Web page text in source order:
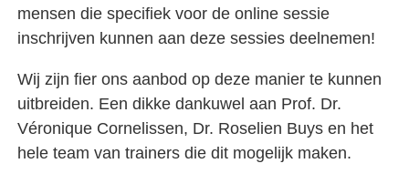
mensen die specifiek voor de online sessie
inschrijven kunnen aan deze sessies deelnemen!
Wij zijn fier ons aanbod op deze manier te kunnen
uitbreiden. Een dikke dankuwel aan Prof. Dr.
Véronique Cornelissen, Dr. Roselien Buys en het
hele team van trainers die dit mogelijk maken.